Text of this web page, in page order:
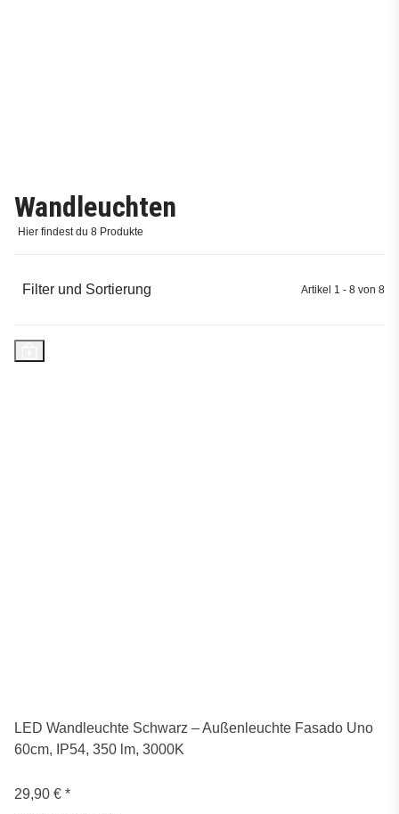
Wandleuchten
Hier findest du 8 Produkte
Filter und Sortierung Artikel 1 - 8 von 8
LED Wandleuchte Schwarz – Außenleuchte Fasado Uno
60cm, IP54, 350 lm, 3000K
29,90 € *